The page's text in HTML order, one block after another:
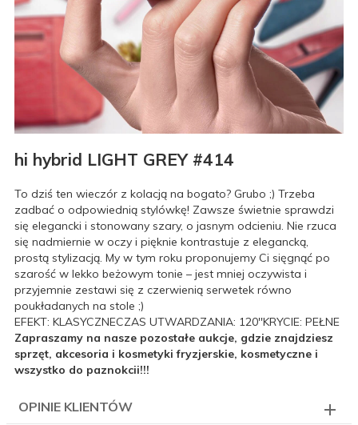
hi hybrid LIGHT GREY #414
To dziś ten wieczór z kolacją na bogato? Grubo ;) Trzeba
zadbać o odpowiednią stylówkę! Zawsze świetnie sprawdzi
się elegancki i stonowany szary, o jasnym odcieniu. Nie rzuca
się nadmiernie w oczy i pięknie kontrastuje z elegancką,
prostą stylizacją. My w tym roku proponujemy Ci sięgnąć po
szarość w lekko beżowym tonie – jest mniej oczywista i
przyjemnie zestawi się z czerwienią serwetek równo
poukładanych na stole ;)
EFEKT: KLASYCZNECZAS UTWARDZANIA: 120''KRYCIE: PEŁNE
Zapraszamy na nasze pozostałe aukcje, gdzie znajdziesz
sprzęt, akcesoria i kosmetyki fryzjerskie, kosmetyczne i
wszystko do paznokcii!!!
OPINIE KLIENTÓW